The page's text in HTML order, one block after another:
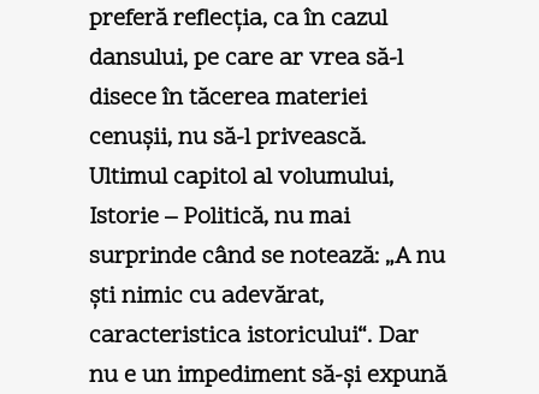
preferă reflecţia, ca în cazul
dansului, pe care ar vrea să-l
disece în tăcerea materiei
cenuşii, nu să-l privească.
Ultimul capitol al volumului,
Istorie – Politică, nu mai
surprinde când se notează: „A nu
şti nimic cu adevărat,
caracteristica istoricului“. Dar
nu e un impediment să-şi expună